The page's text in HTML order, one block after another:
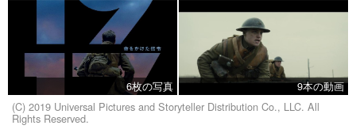
6枚の写真
9本の動画
(C) 2019 Universal Pictures and Storyteller Distribution Co., LLC. All
Rights Reserved.